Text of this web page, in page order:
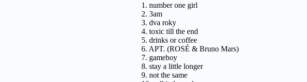
1. number one girl
2. 3am
3. dva roky
4. toxic till the end
5. drinks or coffee
6. APT. (ROSÉ & Bruno Mars)
7. gameboy
8. stay a little longer
9. not the same